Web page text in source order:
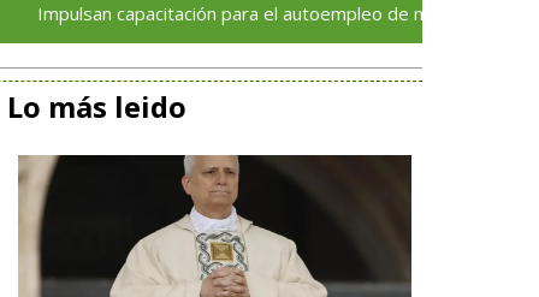
capacitación para el autoempleo de mujeres en la colonia
Lo más leido